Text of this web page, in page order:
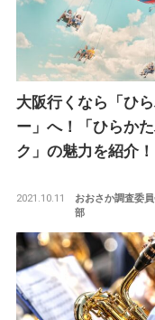
大阪行くなら「ひ
ー」へ！「ひらか
ク」の魅力を紹介！
おおさか調査委
部
2021.10.11